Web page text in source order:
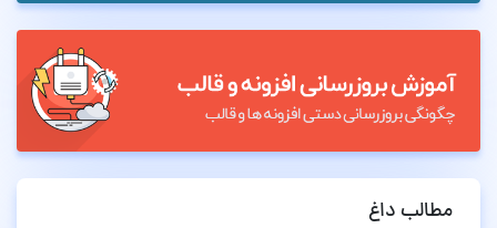
مطالب داغ